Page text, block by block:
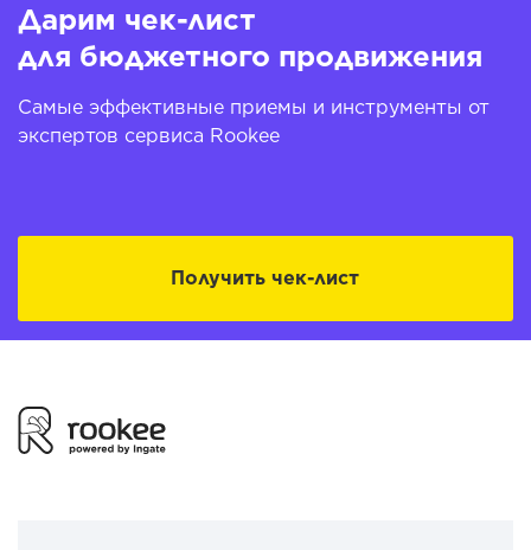
Дарим чек-лист
для бюджетного продвижения
Самые эффективные приемы и инструменты от
экспертов сервиса Rookee
Получить чек-лист